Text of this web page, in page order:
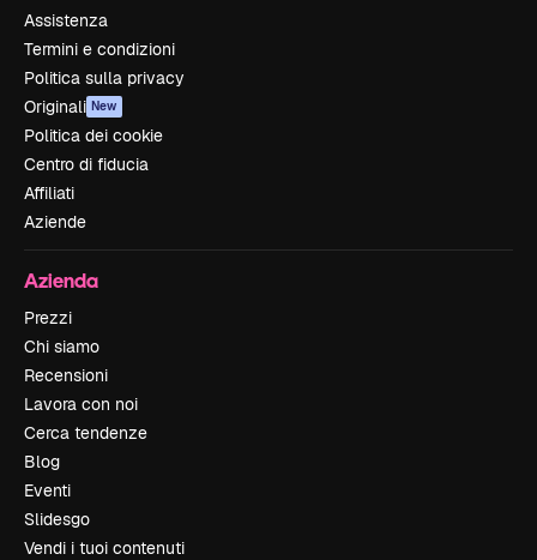
Assistenza
Termini e condizioni
Politica sulla privacy
Originali New
Politica dei cookie
Centro di fiducia
Affiliati
Aziende
Azienda
Prezzi
Chi siamo
Recensioni
Lavora con noi
Cerca tendenze
Blog
Eventi
Slidesgo
Vendi i tuoi contenuti